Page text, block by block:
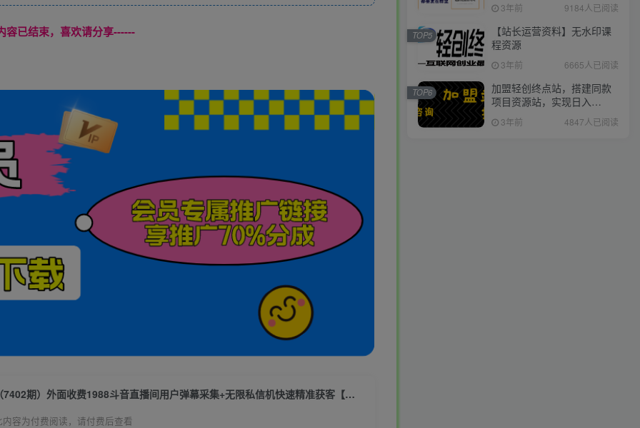
容已结束，喜欢请分享------
（7402期）外面收费1988斗音直播间用户弹幕采集+无限私信机快速精准获客【脚本+教程】
内容为付费阅读，请付费后查看
3年前 9184人已阅读
【站长运营资料】无水印课
程资源
3年前 6665人已阅读
TOP5
加盟轻创终点站，搭建同款
项目资源站，实现日入
2000+
3年前 4847人已阅读
TOP6